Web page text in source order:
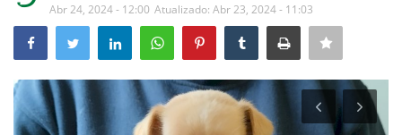
Desporto
Sobre Nós
Abr 24, 2024 - 12:00 Atualizado: Abr 23, 2024 - 11:03